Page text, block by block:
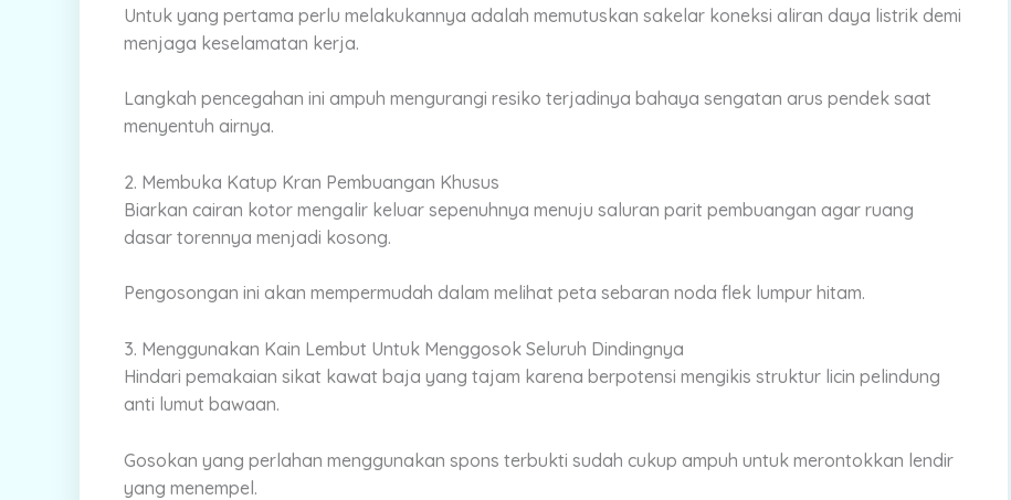
Untuk yang pertama perlu melakukannya adalah memutuskan sakelar koneksi aliran daya listrik demi
menjaga keselamatan kerja.
Langkah pencegahan ini ampuh mengurangi resiko terjadinya bahaya sengatan arus pendek saat
menyentuh airnya.
2. Membuka Katup Kran Pembuangan Khusus
Biarkan cairan kotor mengalir keluar sepenuhnya menuju saluran parit pembuangan agar ruang
dasar torennya menjadi kosong.
Pengosongan ini akan mempermudah dalam melihat peta sebaran noda flek lumpur hitam.
3. Menggunakan Kain Lembut Untuk Menggosok Seluruh Dindingnya
Hindari pemakaian sikat kawat baja yang tajam karena berpotensi mengikis struktur licin pelindung
anti lumut bawaan.
Gosokan yang perlahan menggunakan spons terbukti sudah cukup ampuh untuk merontokkan lendir
yang menempel.